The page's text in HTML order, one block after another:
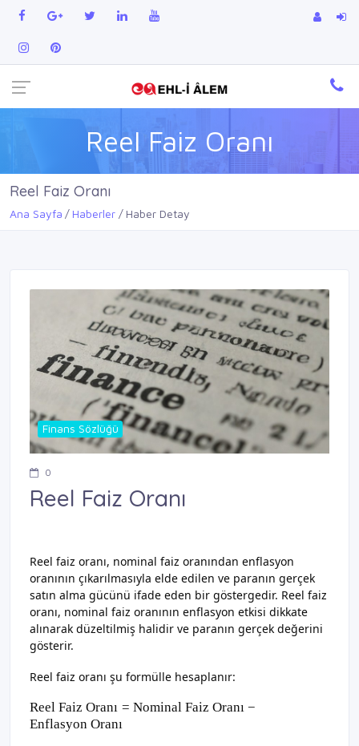
Reel Faiz Oranı
Reel Faiz Oranı
Ana Sayfa Haberler Haber Detay
Finans Sözlüğü
0
Reel Faiz Oranı
Reel faiz oranı, nominal faiz oranından enflasyon
oranının çıkarılmasıyla elde edilen ve paranın gerçek
satın alma gücünü ifade eden bir göstergedir. Reel faiz
oranı, nominal faiz oranının enflasyon etkisi dikkate
alınarak düzeltilmiş halidir ve paranın gerçek değerini
gösterir.
Reel faiz oranı şu formülle hesaplanır:
Reel Faiz Oranı = Nominal Faiz Oranı −
Enflasyon Oranı